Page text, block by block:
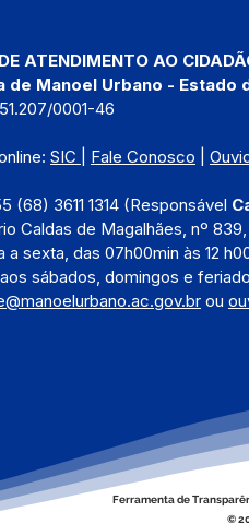
ATENDIMENTO AO
de Manoel Urbano - Estado
0001-46
SIC Fale Conosco
(68) 3611 1314 (Responsável
Caldas de Magalhães, nº
a sexta, das 07h00min às 12
sábados, domingos e
ou
Ferramenta de
©